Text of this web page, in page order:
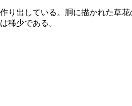
出している。胴に描かれた草
稀少である。